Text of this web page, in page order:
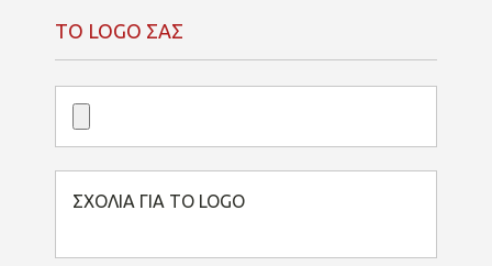
ΤΟ LOGO ΣΑΣ